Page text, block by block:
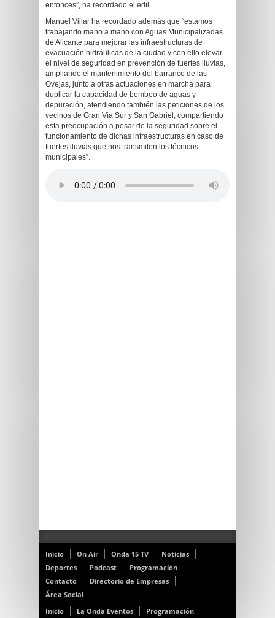
entonces”, ha recordado el edil.
Manuel Villar ha recordado además que “estamos
trabajando mano a mano con Aguas Municipalizadas
de Alicante para mejorar las infraestructuras de
evacuación hidráulicas de la ciudad y con ello elevar
el nivel de seguridad en prevención de fuertes lluvias,
ampliando el mantenimiento del barranco de las
Ovejas, junto a otras actuaciones en marcha para
duplicar la capacidad de bombeo de aguas y
depuración, atendiendo también las peticiones de los
vecinos de Gran Vía Sur y San Gabriel, compartiendo
esta preocupación a pesar de la seguridad sobre el
funcionamiento de dichas infraestructuras en caso de
fuertes lluvias que nos transmiten los técnicos
municipales”.
Inicio On Air Onda 15 TV
Noticias
Deportes
Podcast
Programación
Contacto
Directorio de Empresas
Área Social
Inicio
La Onda Eventos Programación